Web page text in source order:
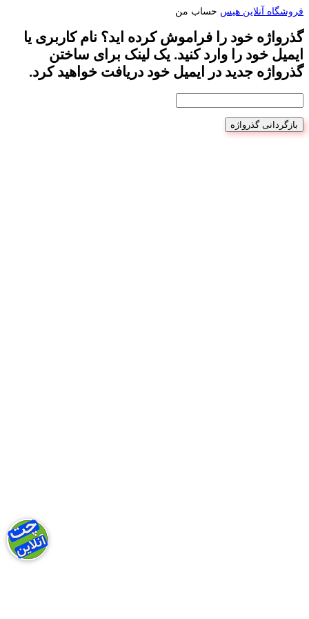
فروشگاه آنلاین هیس حساب من
گذرواژه خود را فراموش کرده اید؟ نام کاربری یا
ایمیل خود را وارد کنید. یک لینک برای ساختن
گذرواژه جدید در ایمیل خود دریافت خواهید کرد.
بازگردانی گذرواژه